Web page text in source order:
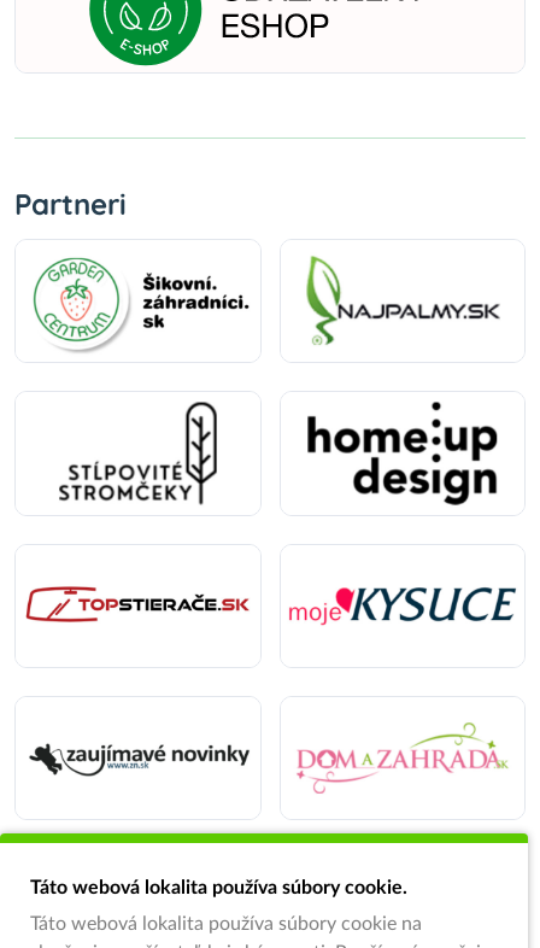
Partneri
Táto webová lokalita používa súbory cookie.
Táto webová lokalita používa súbory cookie na